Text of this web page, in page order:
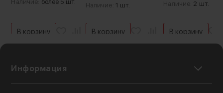
Наличие: более 5 шт.
В корзину
Наличие: 1 шт.
В корзину
Наличие: 2 шт.
В корзину
Информация